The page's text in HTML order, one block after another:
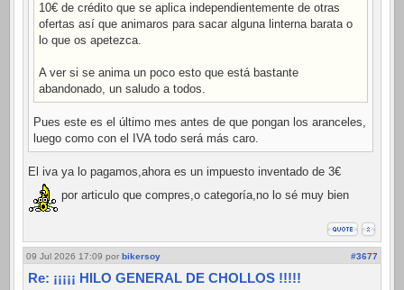
10€ de crédito que se aplica independientemente de otras
ofertas así que animaros para sacar alguna linterna barata o
lo que os apetezca.
A ver si se anima un poco esto que está bastante
abandonado, un saludo a todos.
Pues este es el último mes antes de que pongan los aranceles,
luego como con el IVA todo será más caro.
El iva ya lo pagamos,ahora es un impuesto inventado de 3€
por articulo que compres,o categoría,no lo sé muy bien
09 Jul 2026 17:09 por bikersoy #3677
Re: ¡¡¡¡¡ HILO GENERAL DE CHOLLOS !!!!!